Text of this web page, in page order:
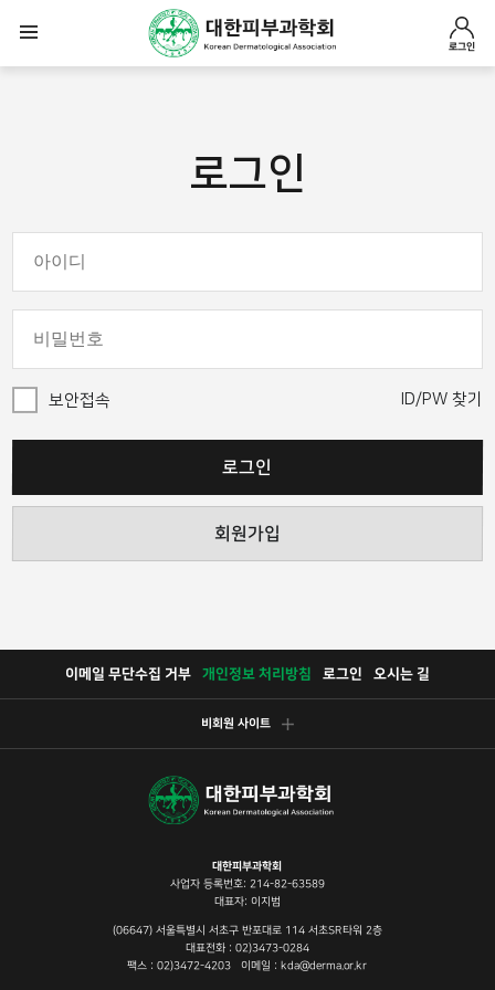
로그인
로그인
보안접속 ID/PW 찾기
로그인
회원가입
이메일 무단수집 거부 개인정보 처리방침 로그인 오시는 길
비회원 사이트
대한피부과학회
사업자 등록번호: 214-82-63589
대표자: 이지범
(06647) 서울특별시 서초구 반포대로 114 서초SR타워 2층
대표전화 : 02)3473-0284
팩스 : 02)3472-4203 이메일 : kda@derma.or.kr